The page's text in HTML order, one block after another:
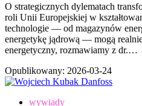
O strategicznych dylematach
roli Unii Europejskiej w
technologie — od magazynów
energetykę jądrową — mogą
energetyczny, rozmawiamy z dr.…
Opublikowany: 2026-03-24
wywiady